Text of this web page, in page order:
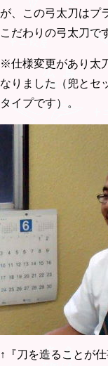
が、この弓太刀はプ
こだわりの弓太刀で
※仕様変更があり太
なりました（兜とセ
タイプです）。
↑『刀を造ることが